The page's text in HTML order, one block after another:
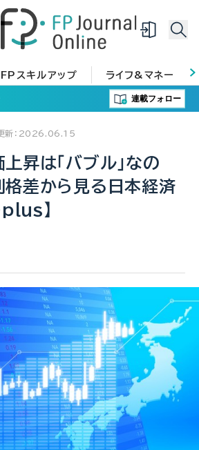
FPスキルアップ ライフ&マネー
連載フォロー
新：2026.06.15
昇は「バブル」なの
格差から見る日本経済
】